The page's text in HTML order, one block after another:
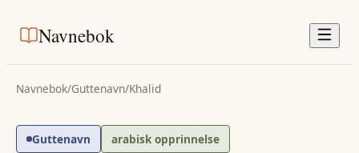
Navnebok
Navnebok/Guttenavn/Khalid
Guttenavn arabisk opprinnelse